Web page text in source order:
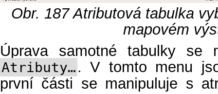
Obr. 187Atributová tabulka
mapovém
Úprava samotné tabulky se
Atributy…. V tomto menu
první části se manipuluje s